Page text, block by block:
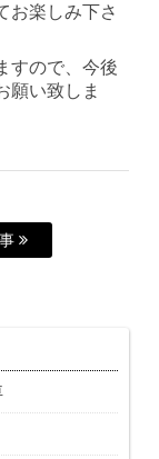
お楽しみ下さ
すので、今後
願い致しま